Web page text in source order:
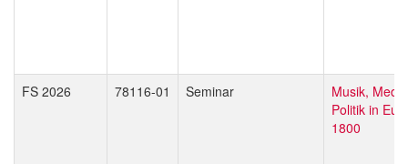
FS 2026 78116-01 Seminar
Musik,
Politik in
1800